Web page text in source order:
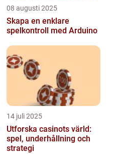
08 augusti 2025
Skapa en enklare
spelkontroll med Arduino
14 juli 2025
Utforska casinots värld:
spel, underhållning och
strategi